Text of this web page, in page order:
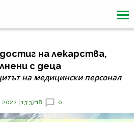
на лекарства,
с деца
на медицински персонал
| 13:37:18 0